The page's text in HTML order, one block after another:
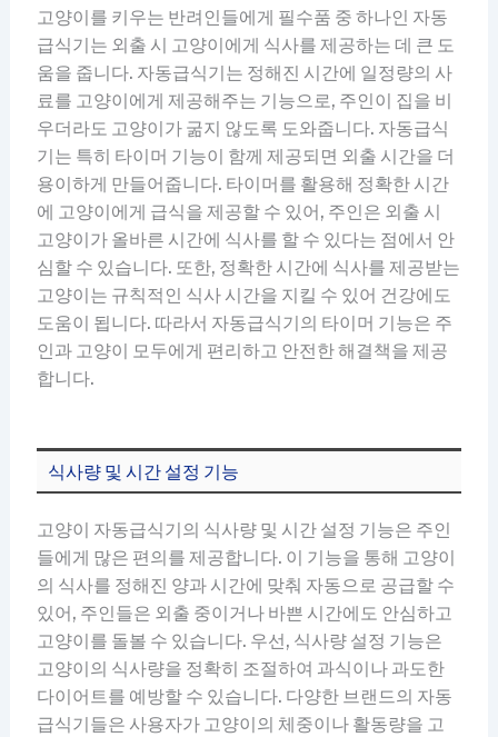
고양이를 키우는 반려인들에게 필수품 중 하나인 자동
급식기는 외출 시 고양이에게 식사를 제공하는 데 큰 도
움을 줍니다. 자동급식기는 정해진 시간에 일정량의 사
료를 고양이에게 제공해주는 기능으로, 주인이 집을 비
우더라도 고양이가 굶지 않도록 도와줍니다. 자동급식
기는 특히 타이머 기능이 함께 제공되면 외출 시간을 더
용이하게 만들어줍니다. 타이머를 활용해 정확한 시간
에 고양이에게 급식을 제공할 수 있어, 주인은 외출 시
고양이가 올바른 시간에 식사를 할 수 있다는 점에서 안
심할 수 있습니다. 또한, 정확한 시간에 식사를 제공받는
고양이는 규칙적인 식사 시간을 지킬 수 있어 건강에도
도움이 됩니다. 따라서 자동급식기의 타이머 기능은 주
인과 고양이 모두에게 편리하고 안전한 해결책을 제공
합니다.
식사량 및 시간 설정 기능
고양이 자동급식기의 식사량 및 시간 설정 기능은 주인
들에게 많은 편의를 제공합니다. 이 기능을 통해 고양이
의 식사를 정해진 양과 시간에 맞춰 자동으로 공급할 수
있어, 주인들은 외출 중이거나 바쁜 시간에도 안심하고
고양이를 돌볼 수 있습니다. 우선, 식사량 설정 기능은
고양이의 식사량을 정확히 조절하여 과식이나 과도한
다이어트를 예방할 수 있습니다. 다양한 브랜드의 자동
급식기들은 사용자가 고양이의 체중이나 활동량을 고